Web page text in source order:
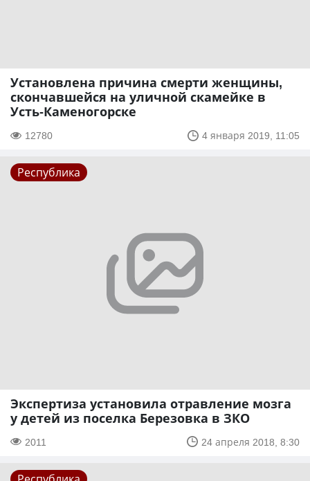
Установлена причина смерти женщины,
скончавшейся на уличной скамейке в
Усть-Каменогорске
12780 4 января 2019, 11:05
Республика
Экспертиза установила отравление мозга
у детей из поселка Березовка в ЗКО
2011 24 апреля 2018, 8:30